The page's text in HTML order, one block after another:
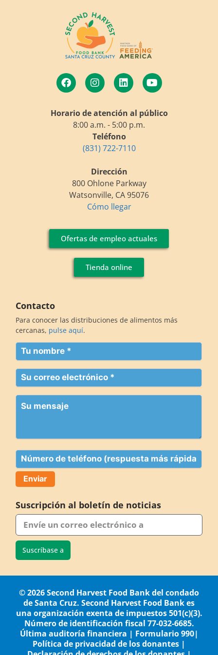
Horario de atención al público
8:00 a.m. - 5:00 p.m.
Teléfono
(831) 722-7110
Dirección
800 Ohlone Parkway
Watsonville, CA 95076
Cómo llegar
Ofertas de empleo actuales
Tienda online
Contacto
Para conocer las distribuciones de alimentos más
cercanas, pulse aquí.
Su
nombre
(Obligatorio)
Su
correo
electrónico
(Obligatorio)
Su
mensaje
Teléfono
Suscripción al boletín de noticias
Suscríbase a
© 2026 Second Harvest Food Bank del condado
de Santa Cruz. Second Harvest Food Bank es
una organización exenta de impuestos 501(c)(3).
Número de identificación fiscal 77-032-6685.
Última auditoría financiera | Formulario 990|
Política de privacidad de los donantes |